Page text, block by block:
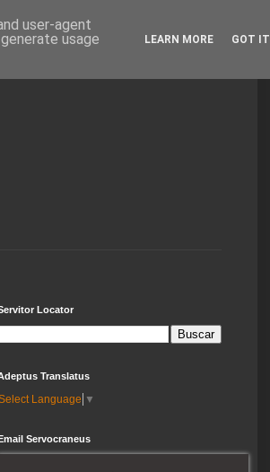
Locator
Translatus
Language ▼
Email Servocraneus
user-agent
usage
LEARN MORE GOT IT